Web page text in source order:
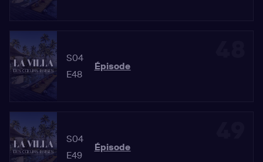
S04
E48
Épisode
S04
E49
Épisode